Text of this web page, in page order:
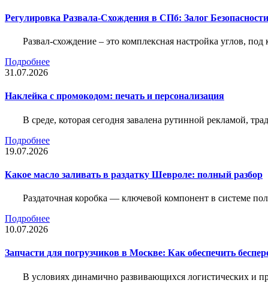
Регулировка Развала-Схождения в СПб: Залог
Развал-схождение – это комплексная настройка углов,
Подробнее
31.07.2026
Наклейка c промокодом: печать и персонализация
В среде, которая сегодня завалена рутинной рекламой,
Подробнее
19.07.2026
Какое масло заливать в раздатку Шевроле: полный разбор
Раздаточная коробка — ключевой компонент в системе
Подробнее
10.07.2026
Запчасти для погрузчиков в Москве: Как обеспечить
В условиях динамично развивающихся логистических и